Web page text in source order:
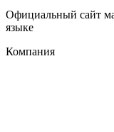
Официальный сайт
языке
Компания